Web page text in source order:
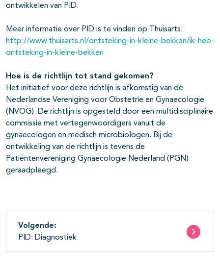
ontwikkelen van PID.
Meer informatie over PID is te vinden op Thuisarts:
http://www.thuisarts.nl/ontsteking-in-kleine-bekken/ik-heb-
ontsteking-in-kleine-bekken
Hoe is de richtlijn tot stand gekomen?
Het initiatief voor deze richtlijn is afkomstig van de
Nederlandse Vereniging voor Obstetrie en Gynaecologie
(NVOG). De richtlijn is opgesteld door een multidisciplinaire
commissie met vertegenwoordigers vanuit de
gynaecologen en medisch microbiologen. Bij de
ontwikkeling van de richtlijn is tevens de
Patiëntenvereniging Gynaecologie Nederland (PGN)
geraadpleegd.
Volgende:
PID: Diagnostiek